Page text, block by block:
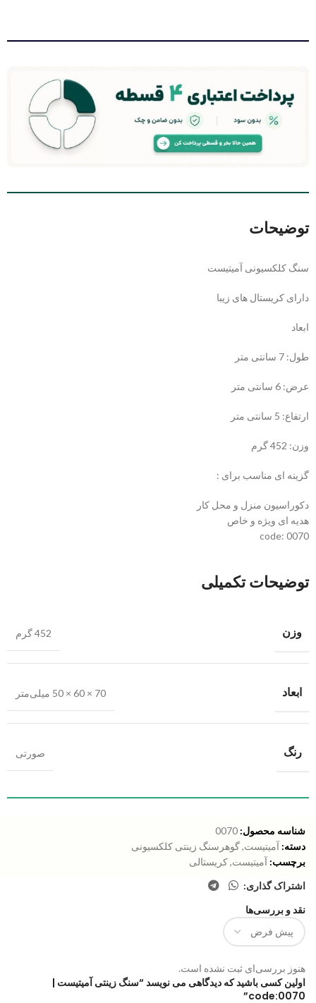
توضیحات
سنگ کلکسیونی آمیتیست
دارای کریستال های زیبا
ابعاد
طول: 7 سانتی متر
عرض: 6 سانتی متر
ارتفاع: 5 سانتی متر
وزن: 452 گرم
گزینه ای مناسب برای :
دکوراسیون منزل و محل کار
هدیه ای ویژه و خاص
code: 0070
توضیحات تکمیلی
وزن 452 گرم
ابعاد 70 × 60 × 50 میلی‌متر
رنگ صورتی
شناسه محصول: 0070
دسته: آمیتیست,گوهرسنگ زینتی کلکسیونی
برچسب: آمیتیست,کریستالی
اشتراک گذاری:
نقد و بررسی‌ها
هنوز بررسی‌ای ثبت نشده است.
اولین کسی باشید که دیدگاهی می نویسد “سنگ زینتی آمیتیست |
code:0070”